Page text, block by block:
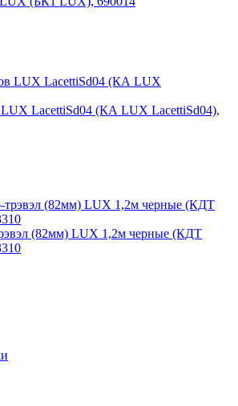
LUX LacettiSd04 (КА LUX LacettiSd04),
(82мм) LUX 1,2м черные (КДТ